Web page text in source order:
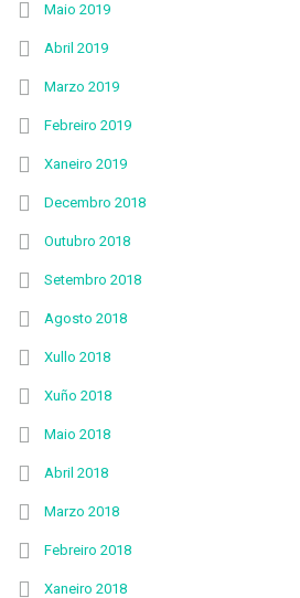
Maio 2019
Abril 2019
Marzo 2019
Febreiro 2019
Xaneiro 2019
Decembro 2018
Outubro 2018
Setembro 2018
Agosto 2018
Xullo 2018
Xuño 2018
Maio 2018
Abril 2018
Marzo 2018
Febreiro 2018
Xaneiro 2018